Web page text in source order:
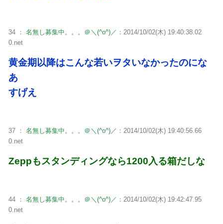
34 ： 名無し募集中。。。＠＼(^o^)／ ：2014/10/02(木) 19:40:38.02
0.net
黄金期以降はこんな若いヲタいなかったのにな
あ
すげえ
37 ： 名無し募集中。。。＠＼(^o^)／ ：2014/10/02(木) 19:40:56.66
0.net
Zeppもスタンディングなら1200入る箱だしな
44 ： 名無し募集中。。。＠＼(^o^)／ ：2014/10/02(木) 19:42:47.95
0.net